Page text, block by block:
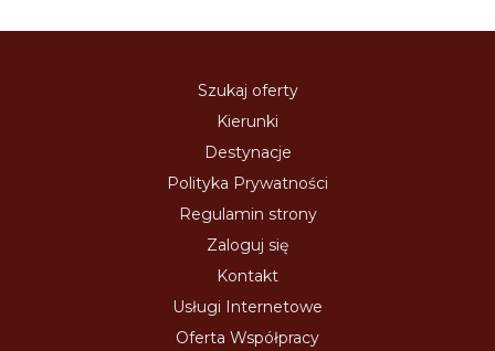
Szukaj oferty
Kierunki
Destynacje
Polityka Prywatności
Regulamin strony
Zaloguj się
Kontakt
Usługi Internetowe
Oferta Współpracy